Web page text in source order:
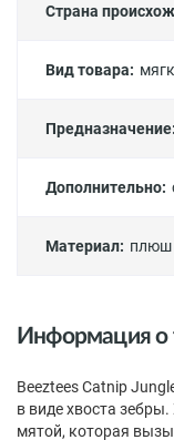
Страна
Вид товара:
Предназначение:
Дополнительно:
Материал: плюш
Информация о
Beeztees Catnip
в виде хвоста
мятой, которая